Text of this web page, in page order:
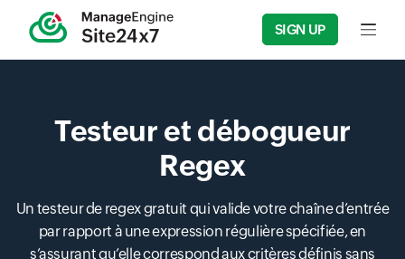
SIGN UP Input
Testeur et débogueur
Regex
Un testeur de regex gratuit qui valide votre chaîne d’entrée
par rapport à une expression régulière spécifiée, en
s’assurant qu’elle correspond aux critères définis sans